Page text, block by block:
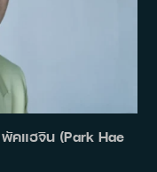
คแฮจิน (Park Hae